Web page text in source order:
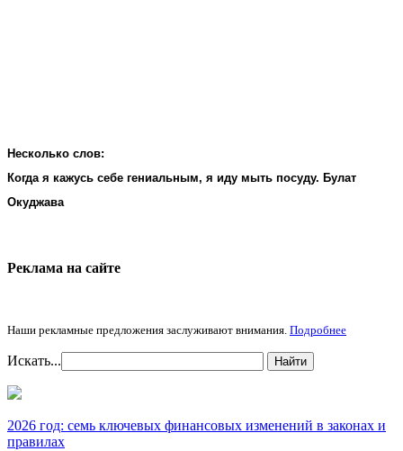
Несколько слов:
Когда я кажусь себе гениальным, я иду мыть посуду. Булат
Окуджава
Реклама на cайте
Наши рекламные предложения заслуживают внимания. Подробнее
Искать... Найти
2026 год: семь ключевых финансовых изменений в законах и
правилах